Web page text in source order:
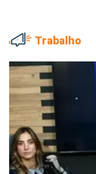
Trabalho